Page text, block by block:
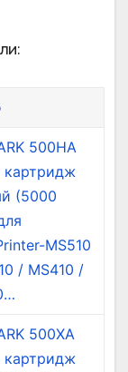
500HA
картридж
(5000
MS510
/ MS410 /
500XA
картридж